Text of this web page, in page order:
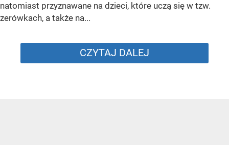
natomiast przyznawane na dzieci, które uczą się w tzw.
zerówkach, a także na...
CZYTAJ DALEJ